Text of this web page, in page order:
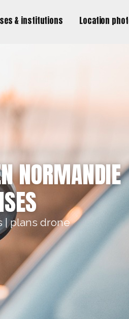
& institutions Location
NORMANDIE
| plans drone